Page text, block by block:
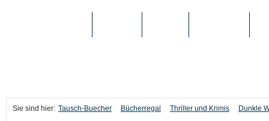
Sie sind hier: Tausch-Buecher Bücherregal Thriller und Krimis Dunkle